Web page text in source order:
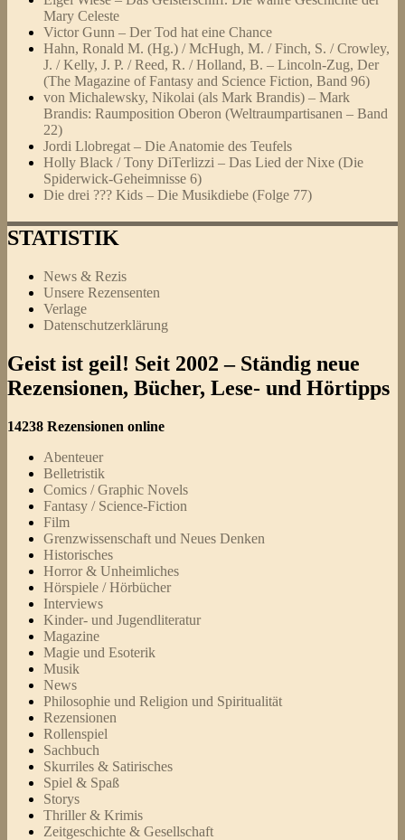
Mary Celeste
Victor Gunn – Der Tod hat eine Chance
Hahn, Ronald M. (Hg.) / McHugh, M. / Finch, S. / Crowley,
J. / Kelly, J. P. / Reed, R. / Holland, B. – Lincoln-Zug, Der
(The Magazine of Fantasy and Science Fiction, Band 96)
von Michalewsky, Nikolai (als Mark Brandis) – Mark
Brandis: Raumposition Oberon (Weltraumpartisanen – Band
22)
Jordi Llobregat – Die Anatomie des Teufels
Holly Black / Tony DiTerlizzi – Das Lied der Nixe (Die
Spiderwick-Geheimnisse 6)
Die drei ??? Kids – Die Musikdiebe (Folge 77)
STATISTIK
News & Rezis
Unsere Rezensenten
Verlage
Datenschutzerklärung
Geist ist geil! Seit 2002 – Ständig neue
Rezensionen, Bücher, Lese- und Hörtipps
14238 Rezensionen online
Abenteuer
Belletristik
Comics / Graphic Novels
Fantasy / Science-Fiction
Film
Grenzwissenschaft und Neues Denken
Historisches
Horror & Unheimliches
Hörspiele / Hörbücher
Interviews
Kinder- und Jugendliteratur
Magazine
Magie und Esoterik
Musik
News
Philosophie und Religion und Spiritualität
Rezensionen
Rollenspiel
Sachbuch
Skurriles & Satirisches
Spiel & Spaß
Storys
Thriller & Krimis
Zeitgeschichte & Gesellschaft